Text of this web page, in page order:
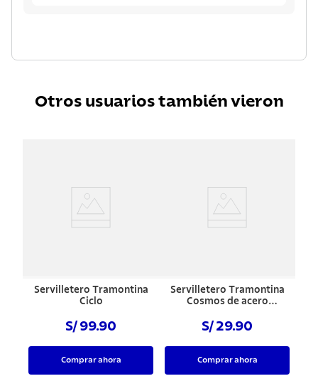
Otros usuarios también vieron
Servilletero Tramontina
Ciclo
S/ 99.90
Comprar ahora
Servilletero Tramontina
Cosmos de acero
S/ 29.90
Comprar ahora